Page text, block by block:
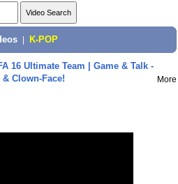
K-POP
16 Ultimate Team | Game & Talk -
Clown-Face!
More